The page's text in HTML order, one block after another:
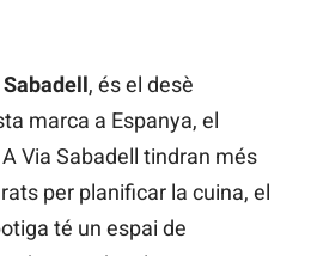
, és el desè
marca a Espanya, el
Via Sabadell tindran més
per planificar la cuina, el
té un espai de